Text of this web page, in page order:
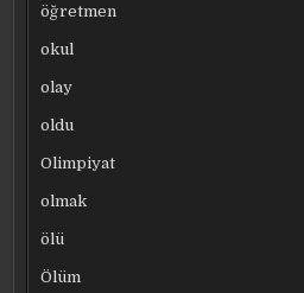
öğretmen
okul
olay
oldu
Olimpiyat
olmak
ölü
Ölüm